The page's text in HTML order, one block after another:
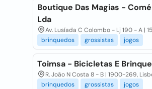
Boutique Das Magias -
Lda
Av. Lusíada C Colombo - Lj 190 - A |
brinquedos
grossistas jogos
Toimsa - Bicicletas E
R. João N Costa 8 - B | 1900-269,
brinquedos
grossistas jogos